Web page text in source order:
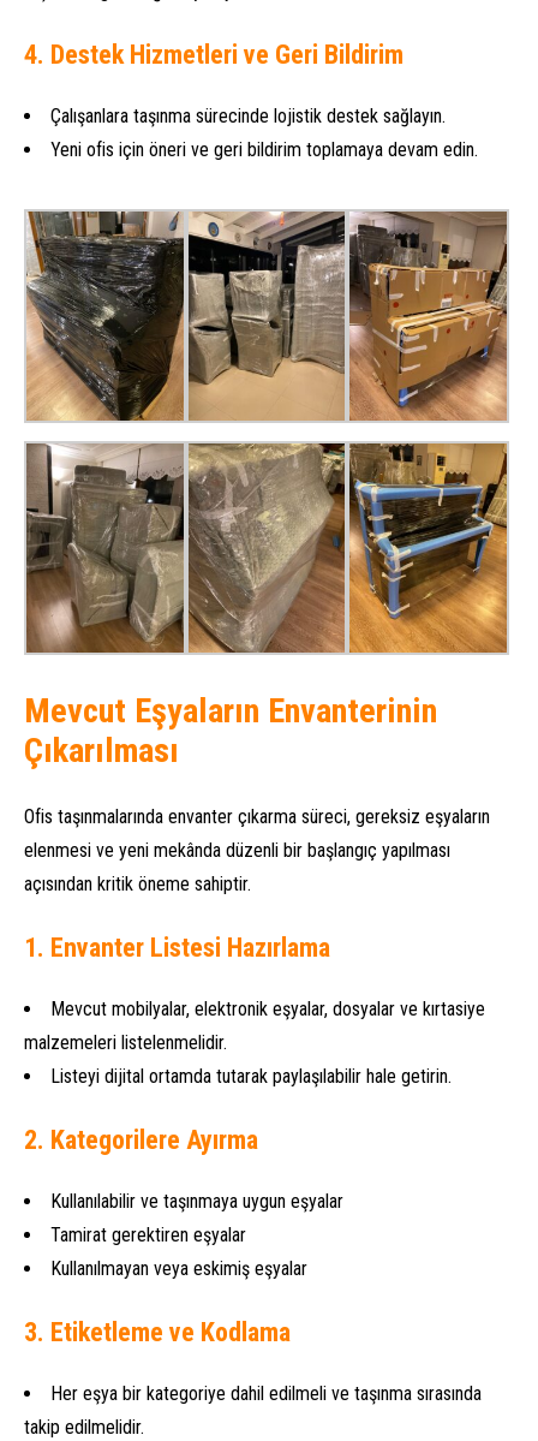
4. Destek Hizmetleri ve Geri Bildirim
Çalışanlara taşınma sürecinde lojistik destek sağlayın.
Yeni ofis için öneri ve geri bildirim toplamaya devam edin.
Mevcut Eşyaların Envanterinin
Çıkarılması
Ofis taşınmalarında envanter çıkarma süreci, gereksiz eşyaların
elenmesi ve yeni mekânda düzenli bir başlangıç yapılması
açısından kritik öneme sahiptir.
1. Envanter Listesi Hazırlama
Mevcut mobilyalar, elektronik eşyalar, dosyalar ve kırtasiye
malzemeleri listelenmelidir.
Listeyi dijital ortamda tutarak paylaşılabilir hale getirin.
2. Kategorilere Ayırma
Kullanılabilir ve taşınmaya uygun eşyalar
Tamirat gerektiren eşyalar
Kullanılmayan veya eskimiş eşyalar
3. Etiketleme ve Kodlama
Her eşya bir kategoriye dahil edilmeli ve taşınma sırasında
takip edilmelidir.